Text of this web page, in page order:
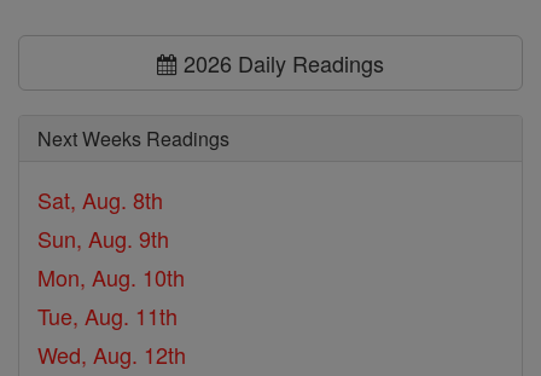
2026 Daily Readings
Next Weeks Readings
Sat, Aug. 8th
Sun, Aug. 9th
Mon, Aug. 10th
Tue, Aug. 11th
Wed, Aug. 12th